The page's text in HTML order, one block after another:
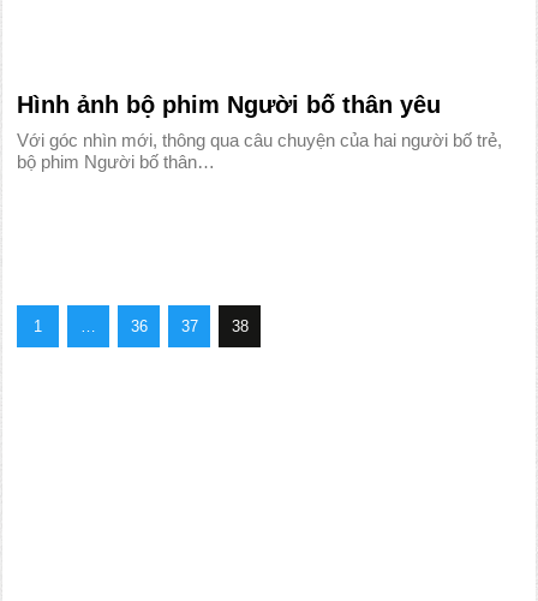
Hình ảnh bộ phim Người bố thân yêu
Với góc nhìn mới, thông qua câu chuyện của hai người bố trẻ,
bộ phim Người bố thân…
1 … 36 37 38